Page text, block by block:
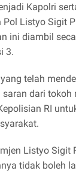
Kapolri
Listyo Sigit
ini diambil
3.
telah
dari tokoh
RI
Listyo Sigit
tidak boleh